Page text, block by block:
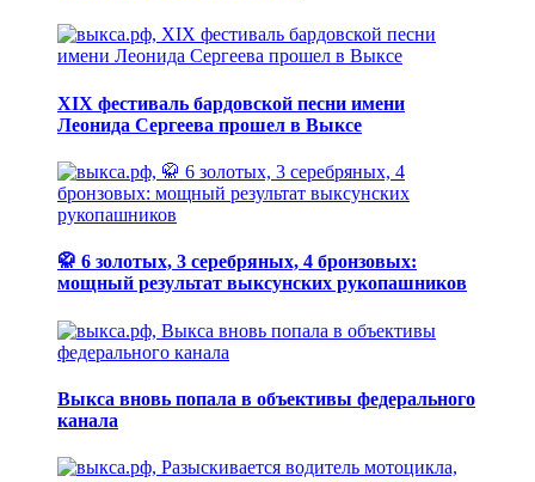
XIX фестиваль бардовской песни имени
Леонида Сергеева прошел в Выксе
🥋 6 золотых, 3 серебряных, 4 бронзовых:
мощный результат выксунских рукопашников
Выкса вновь попала в объективы федерального
канала